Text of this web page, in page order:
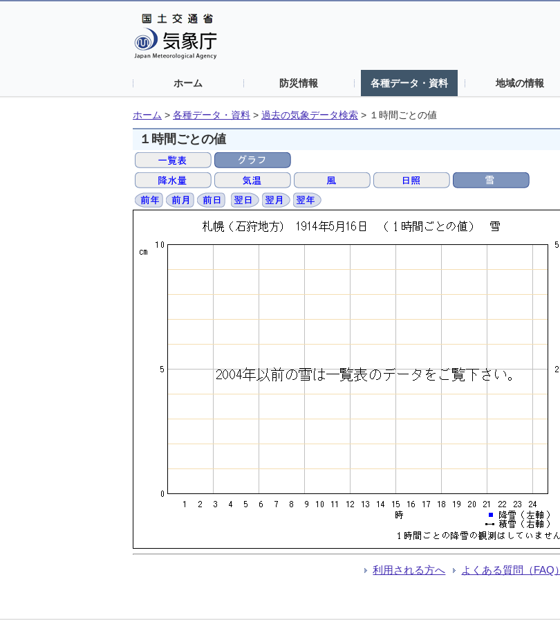
ホーム 防災情報 各種データ・資料 地域の情報
ホーム > 各種データ・資料 > 過去の気象データ検索 > １時間ごとの値
１時間ごとの値
利用される方へ よくある質問（FAQ）